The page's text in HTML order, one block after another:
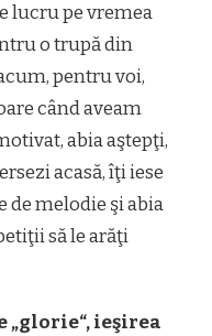
lucru pe vremea
o trupă din
pentru voi,
când aveam
abia aştepţi,
acasă, îţi iese
de melodie şi abia
să le arăţi
„glorie“, ieşirea